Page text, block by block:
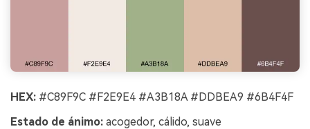
HEX: #C89F9C #F2E9E4 #A3B18A #DDBEA9 #6B4F4F
Estado de ánimo: acogedor, cálido, suave